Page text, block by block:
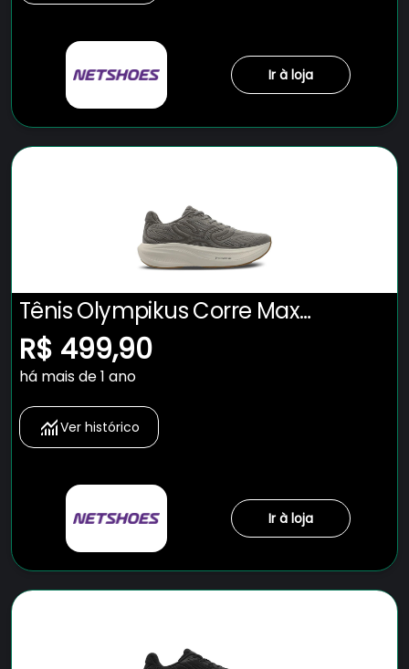
Ir à loja
Tênis Olympikus Corre Max
Masculino
R$ 499,90
há mais de 1 ano
Ver histórico
Ir à loja